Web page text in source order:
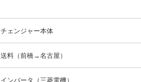
チェンジャー本体
送料（前橋→名古屋）
インバータ（三菱電機）